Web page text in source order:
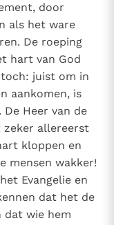
door
als het ware
De roeping
hart van God
juist om in
aankomen, is
Heer van de
zeker allereerst
kloppen en
mensen wakker!
Evangelie en
dat het de
dat wie hem